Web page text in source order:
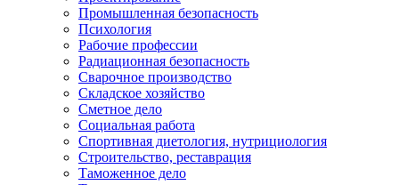
Промышленная безопасность
Психология
Рабочие профессии
Радиационная безопасность
Сварочное производство
Складское хозяйство
Сметное дело
Социальная работа
Спортивная диетология, нутрициология
Строительство, реставрация
Таможенное дело